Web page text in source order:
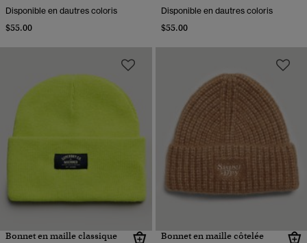
Disponible en dautres coloris
$55.00
Disponible en dautres coloris
$55.00
Bonnet en maille classique Bonnet en maille côtelée